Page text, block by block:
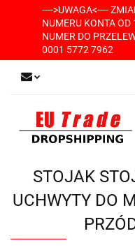
---->UWAGA<----
NUMERU KONTA
NUMER DO
0001 5772 7962
STOJAK
UCHWYTY DO